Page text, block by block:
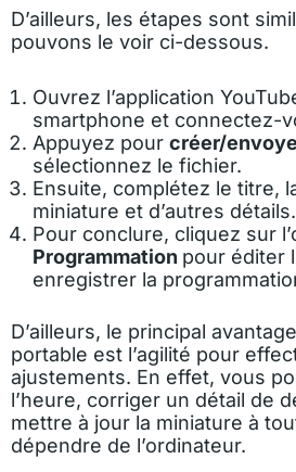
D’ailleurs, les étapes sont
pouvons le voir ci-dessous.
Ouvrez l’application
smartphone et connectez-
Appuyez pour créer/
sélectionnez le fichier.
Ensuite, complétez le titre,
miniature et d’autres détails.
Pour conclure, cliquez sur
Programmation pour éditer
enregistrer la
D’ailleurs, le principal
portable est l’agilité pour
ajustements. En effet, vous
l’heure, corriger un détail de
mettre à jour la miniature à
dépendre de l’ordinateur.